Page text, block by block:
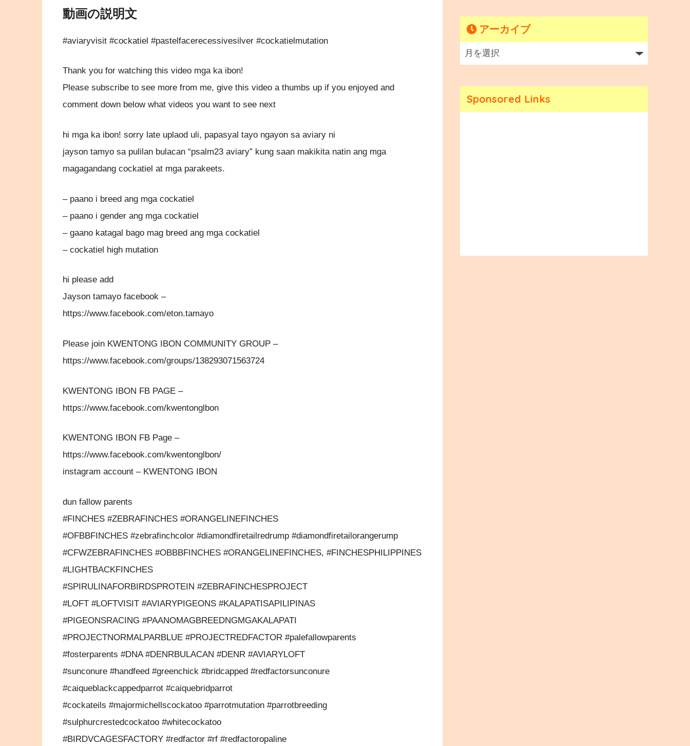
動画の説明文
#aviaryvisit #cockatiel #pastelfacerecessivesilver #cockatielmutation
Thank you for watching this video mga ka ibon!
Please subscribe to see more from me, give this video a thumbs up if you enjoyed and
comment down below what videos you want to see next
hi mga ka ibon! sorry late uplaod uli, papasyal tayo ngayon sa aviary ni
jayson tamyo sa pulilan bulacan “psalm23 aviary” kung saan makikita natin ang mga
magagandang cockatiel at mga parakeets.
– paano i breed ang mga cockatiel
– paano i gender ang mga cockatiel
– gaano katagal bago mag breed ang mga cockatiel
– cockatiel high mutation
hi please add
Jayson tamayo facebook –
https://www.facebook.com/eton.tamayo
Please join KWENTONG IBON COMMUNITY GROUP –
https://www.facebook.com/groups/138293071563724
KWENTONG IBON FB PAGE –
https://www.facebook.com/kwentonglbon
KWENTONG IBON FB Page –
https://www.facebook.com/kwentonglbon/
instagram account – KWENTONG IBON
dun fallow parents
#FINCHES #ZEBRAFINCHES #ORANGELINEFINCHES
#OFBBFINCHES #zebrafinchcolor #diamondfiretailredrump #diamondfiretailorangerump
#CFWZEBRAFINCHES #OBBBFINCHES #ORANGELINEFINCHES, #FINCHESPHILIPPINES
#LIGHTBACKFINCHES
#SPIRULINAFORBIRDSPROTEIN #ZEBRAFINCHESPROJECT
#LOFT #LOFTVISIT #AVIARYPIGEONS #KALAPATISAPILIPINAS
#PIGEONSRACING #PAANOMAGBREEDNGMGAKALAPATI
#PROJECTNORMALPARBLUE #PROJECTREDFACTOR #palefallowparents
#fosterparents #DNA #DENRBULACAN #DENR #AVIARYLOFT
#sunconure #handfeed #greenchick #bridcapped #redfactorsunconure
#caiqueblackcappedparrot #caiquebridparrot
#cockateils #majormichellscockatoo #parrotmutation #parrotbreeding
#sulphurcrestedcockatoo #whitecockatoo
#BIRDVCAGESFACTORY #redfactor #rf #redfactoropaline
アーカイブ
Sponsored Links